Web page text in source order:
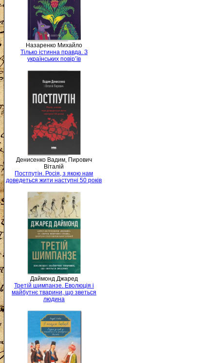
Назаренко Михайло
Тілько істинна правда. З
українських повір’їв
Денисенко Вадим, Пирович
Віталій
Постпутін. Росія, з якою нам
доведеться жити наступні 50 років
Даймонд Джаред
Третій шимпанзе. Еволюція і
майбутнє тварини, що зветься
людина